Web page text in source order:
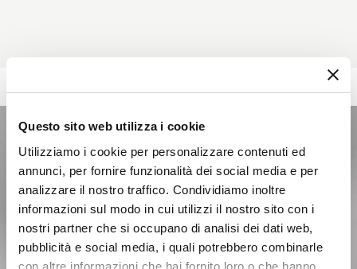
Questo sito web utilizza i cookie
Utilizziamo i cookie per personalizzare contenuti ed
annunci, per fornire funzionalità dei social media e per
analizzare il nostro traffico. Condividiamo inoltre
informazioni sul modo in cui utilizzi il nostro sito con i
nostri partner che si occupano di analisi dei dati web,
pubblicità e social media, i quali potrebbero combinarle
con altre informazioni che hai fornito loro o che hanno